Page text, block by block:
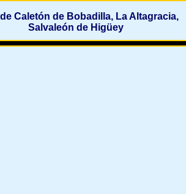
de Caletón de Bobadilla, La Altagracia,
Salvaleón de Higüey